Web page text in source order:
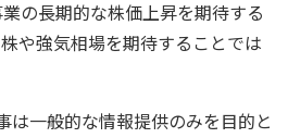
の長期的な株価上昇を期待する
や強気相場を期待することでは
一般的な情報提供のみを目的と